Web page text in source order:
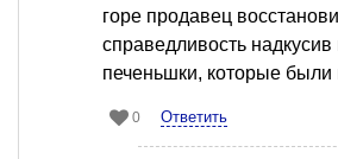
горе продавец
справедливость
печеньшки, которые были
0 Ответить